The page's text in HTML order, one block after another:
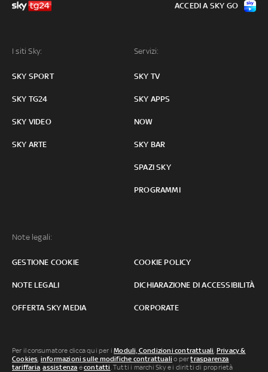
I siti Sky:
SKY SPORT
SKY TG24
SKY VIDEO
SKY ARTE
Servizi:
SKY TV
SKY APPS
NOW
SKY BAR
SPAZI SKY
PROGRAMMI
Note legali:
GESTIONE COOKIE COOKIE POLICY
NOTE LEGALI DICHIARAZIONE DI ACCESSIBILITÀ
OFFERTA SKY MEDIA CORPORATE
ACCEDI A SKY GO
Per il consumatore clicca qui per iModuli, Condizioni contrattuali, Privacy &
Cookies, informazioni sulle modifiche contrattuali o pertrasparenza
tariffaria,assistenza econtatti. Tutti i marchi Sky e i diritti di proprietà